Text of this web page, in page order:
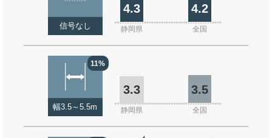
信号なし
4.3 4.2
静岡県 全国
11%
幅3.5～5.5m
3.3 3.5
静岡県 全国